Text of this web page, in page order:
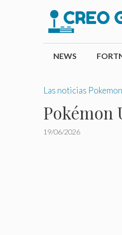
contenido
NEWS
Las noticias
Pokémon
19/06/2026